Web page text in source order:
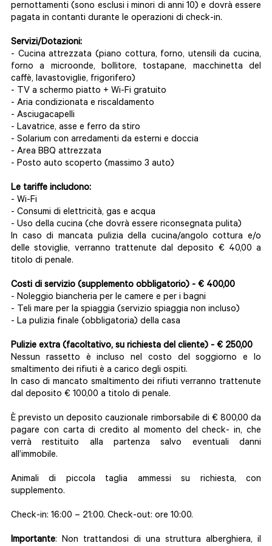
pernottamenti (sono esclusi i minori di anni 10) e dovrà essere
pagata in contanti durante le operazioni di check-in.
Servizi/Dotazioni:
- Cucina attrezzata (piano cottura, forno, utensili da cucina,
forno a microonde, bollitore, tostapane, macchinetta del
caffè, lavastoviglie, frigorifero)
- TV a schermo piatto + Wi-Fi gratuito
- Aria condizionata e riscaldamento
- Asciugacapelli
- Lavatrice, asse e ferro da stiro
- Solarium con arredamenti da esterni e doccia
- Area BBQ attrezzata
- Posto auto scoperto (massimo 3 auto)
Le tariffe includono:
- Wi-Fi
- Consumi di elettricità, gas e acqua
- Uso della cucina (che dovrà essere riconsegnata pulita)
In caso di mancata pulizia della cucina/angolo cottura e/o
delle stoviglie, verranno trattenute dal deposito € 40,00 a
titolo di penale.
Costi di servizio (supplemento obbligatorio) - € 400,00
- Noleggio biancheria per le camere e per i bagni
- Teli mare per la spiaggia (servizio spiaggia non incluso)
- La pulizia finale (obbligatoria) della casa
Pulizie extra (facoltativo, su richiesta del cliente) - € 250,00
Nessun rassetto è incluso nel costo del soggiorno e lo
smaltimento dei rifiuti è a carico degli ospiti.
In caso di mancato smaltimento dei rifiuti verranno trattenute
dal deposito € 100,00 a titolo di penale.
È previsto un deposito cauzionale rimborsabile di € 800,00 da
pagare con carta di credito al momento del check- in, che
verrà restituito alla partenza salvo eventuali danni
all’immobile.
Animali di piccola taglia ammessi su richiesta, con
supplemento.
Check-in: 16:00 – 21:00. Check-out: ore 10:00.
Importante: Non trattandosi di una struttura alberghiera, il